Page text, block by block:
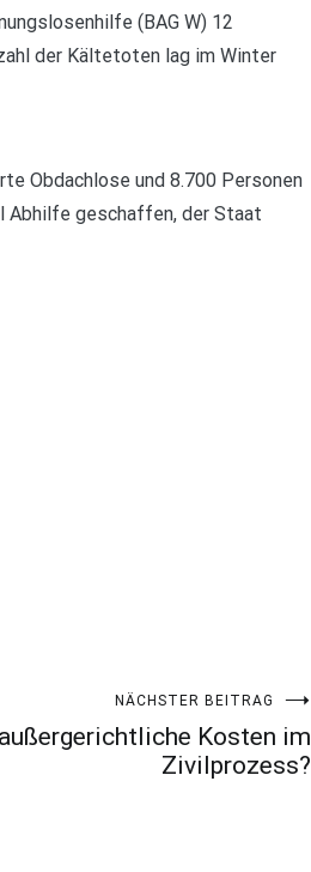
(BAG W) 12
der Kältetoten lag im Winter
Obdachlose und 8.700 Personen
Abhilfe geschaffen, der Staat
NÄCHSTER BEITRAG
Kosten im
Zivilprozess?